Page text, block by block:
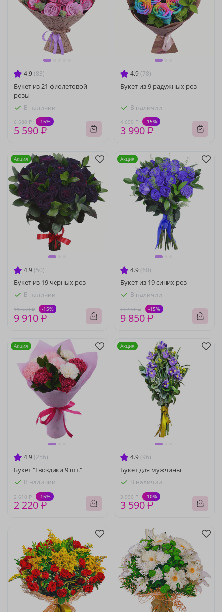
4.9 (83)
Букет из 21 фиолетовой
розы
В наличии
6 580 ₽ -15%
5 590 ₽
4.9 (78)
Букет из 9 радужных роз
В наличии
4 690 ₽ -15%
3 990 ₽
4.9 (50)
Букет из 19 чёрных роз
В наличии
11 660 ₽ -15%
9 910 ₽
Акция
4.9 (60)
Букет из 19 синих роз
В наличии
11 590 ₽ -15%
9 850 ₽
Акция
4.9 (256)
Букет "Гвоздики 9 шт."
В наличии
2 610 ₽ -15%
2 220 ₽
Акция
4.9 (96)
Букет для мужчины
В наличии
3 990 ₽ -10%
3 590 ₽
Акция